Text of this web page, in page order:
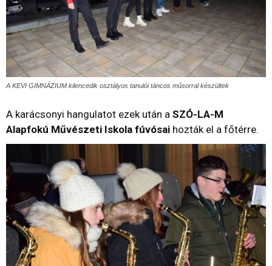
A KEVI GIMNÁZIUM kilencedik osztályos tanulói táncos műsorral készültek
A karácsonyi hangulatot ezek után a SZÓ-LA-M
Alapfokú Művészeti Iskola fúvósai hozták el a főtérre.